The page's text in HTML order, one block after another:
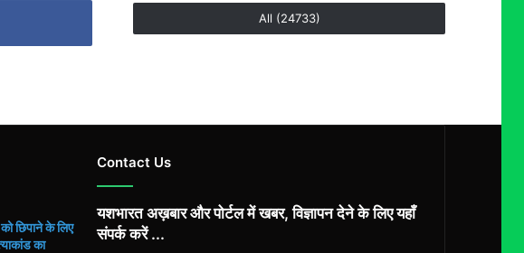
All (24733)
छिपाने के लिए
का
Contact Us
यशभारत अख़बार और पोर्टल में खबर, विज्ञापन देने के लिए यहाँ
संपर्क करें ...